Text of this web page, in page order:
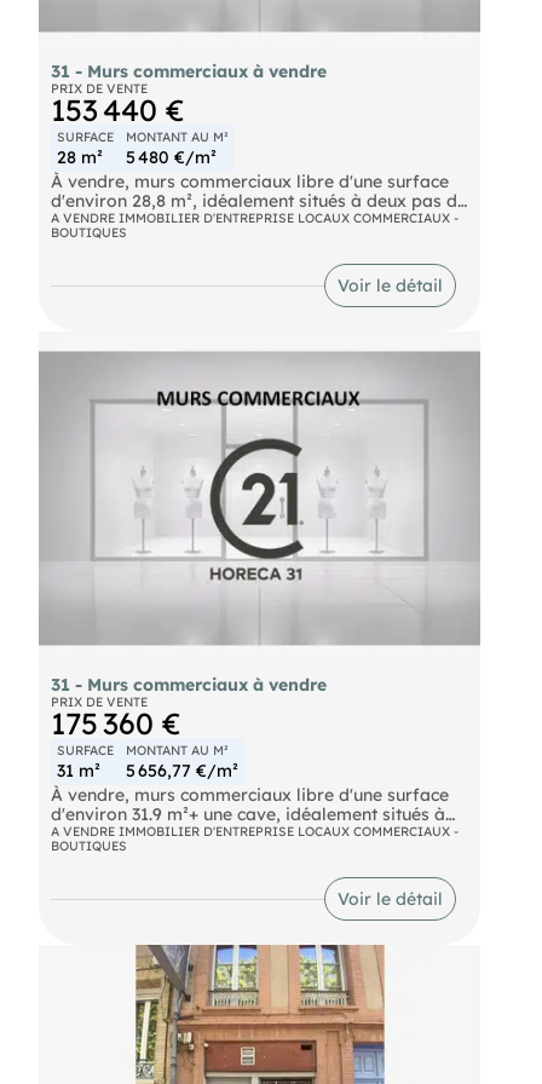
31 - Murs commerciaux à vendre
PRIX DE VENTE
153 440 €
SURFACE
28 m²
MONTANT AU M²
5 480 €/m²
À vendre, murs commerciaux libre d'une surface
d'environ 28,8 m², idéalement situés à deux pas de
la Faculté de droit et de la Faculté d'économie de
Toulouse. Ce local neuf est livré hors d'air, hors
d'eau, offrant une grande liberté d'aménagement
selon votre activité. Il est particulièrement adapté
à une profession libérale. Implanté au sein d'un
charme de l'ancien; tommettes au sol. Prix de
A VENDRE IMMOBILIER D'ENTREPRISE LOCAUX COMMERCIAUX -
BOUTIQUES
Voir le détail
31 - Murs commerciaux à vendre
PRIX DE VENTE
175 360 €
SURFACE
31 m²
MONTANT AU M²
5 656,77 €/m²
À vendre, murs commerciaux libre d'une surface
d'environ 31.9 m²+ une cave, idéalement situés à
deux pas de la Faculté de droit et de la Faculté
d'économie de Toulouse. Ce local neuf est livré
hors d'air, hors d'eau, offrant une grande liberté
d'aménagement selon votre activité. Il est
particulièrement adapté à une profession libérale.
entièrement rénové, il bénéficie d'un
environnement de qualité avec le charme de
l’ancien ; tommettes au sol. Prix de cession :
A VENDRE IMMOBILIER D'ENTREPRISE LOCAUX COMMERCIAUX -
BOUTIQUES
Voir le détail